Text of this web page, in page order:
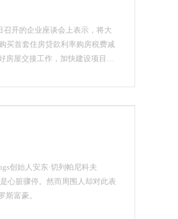
开的企业座谈会上表示，将大
买首套住房贷款利率购房税费减
房屋交接工作，加快建设项目交
创始人安东·切列帕尼科夫
心脏骤停。然而周围人却对此表
斯富豪。